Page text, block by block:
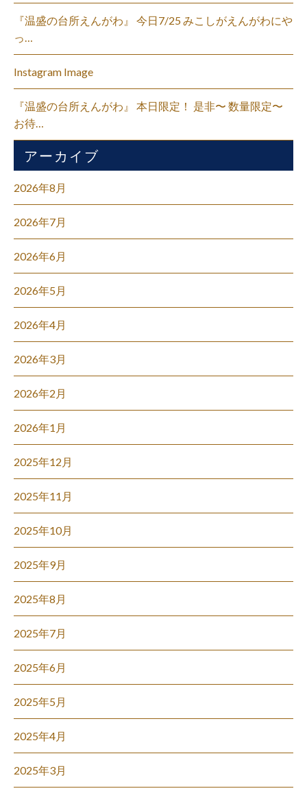
『温盛の台所えんがわ』 今日7/25 みこしがえんがわにや
っ…
Instagram Image
『温盛の台所えんがわ』 本日限定！ 是非〜 数量限定〜
お待…
アーカイブ
2026年8月
2026年7月
2026年6月
2026年5月
2026年4月
2026年3月
2026年2月
2026年1月
2025年12月
2025年11月
2025年10月
2025年9月
2025年8月
2025年7月
2025年6月
2025年5月
2025年4月
2025年3月